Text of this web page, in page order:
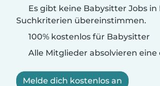
Es gibt keine Babysitter Jobs
Suchkriterien übereinstimmen.
100% kostenlos für Babysitter
Alle Mitglieder absolvieren
Melde dich kostenlos an